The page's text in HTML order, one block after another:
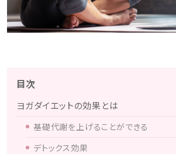
目次
ヨガダイエットの効果とは
基礎代謝を上げることができる
デトックス効果